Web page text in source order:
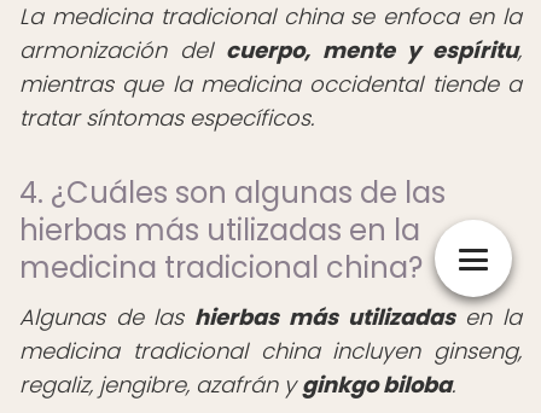
La medicina tradicional china se enfoca en la
armonización del cuerpo, mente y espíritu,
mientras que la medicina occidental tiende a
tratar síntomas específicos.
4. ¿Cuáles son algunas de las
hierbas más utilizadas en la
medicina tradicional china?
Algunas de las hierbas más utilizadasen la
medicina tradicional china incluyen ginseng,
regaliz, jengibre, azafrán yginkgo biloba.